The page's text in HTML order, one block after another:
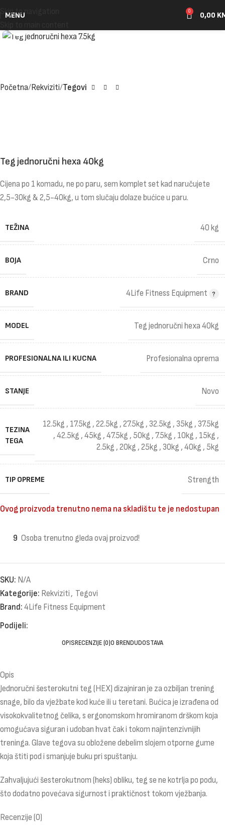
Skip to navigation
MENU 0 0,00
Početna Rekviziti Tegovi
Teg jednoručni hexa 40kg
Cijena po 1 komadu, ne po paru, sem komplet set kad naručujete
2,5-30kg & 2,5-40kg, u tom slučaju dolaze bućice u paru.
TEŽINA 40 kg
BOJA Crno
BRAND 4Life Fitness Equipment
MODEL Teg jednoručni hexa 40kg
PROFESIONALNA ILI KUCNA Profesionalna oprema
STANJE Novo
TEZINA
TEGA
12.5kg , 17.5kg , 22.5kg , 27.5kg , 32.5kg , 35kg , 37.5kg
, 42.5kg , 45kg , 47.5kg , 50kg , 7.5kg , 10kg , 15kg ,
2.5kg , 20kg , 25kg , 30kg , 40kg , 5kg
TIP OPREME Strength
Ovog proizvoda trenutno nema na skladištu te je nedostupan
9 Osoba trenutno gleda ovaj proizvod!
SKU: N/A
Kategorije: Rekviziti , Tegovi
Brand: 4Life Fitness Equipment
Podijeli:
OPISRECENZIJE (0)O BRENDUDOSTAVA
Opis
Jednoručni šesterokutni teg (HEX) dizajniran je za ozbiljan trening
snage, bilo da vježbate kod kuće ili u teretani. Bućica je izrađena od
visokokvalitetnog čelika, s ergonomskom hromiranom drškom koja
omogućava siguran i udoban hvat čak i tokom najintenzivnijih
treninga. Glave tegova su obložene debelim slojem otporne gume
koja štiti pod i smanjuje buku pri spuštanju.
Zahvaljujući šesterokutnom (heks) obliku, teg se ne kotrlja po podu,
što dodatno povećava sigurnost i praktičnost tokom vježbanja.
Recenzije (0)